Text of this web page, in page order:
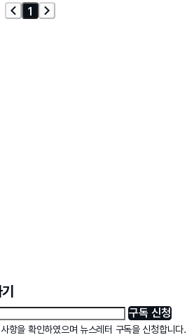
1
구독 신청
항을 확인하였으며 뉴스레터 구독을 신청합니다.